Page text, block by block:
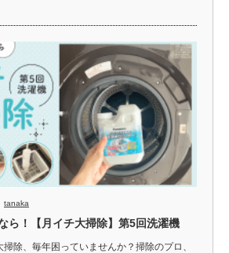
tanaka
ら！【月イチ大掃除】第5回洗濯機
除、毎年困っていませんか？掃除のプロ、